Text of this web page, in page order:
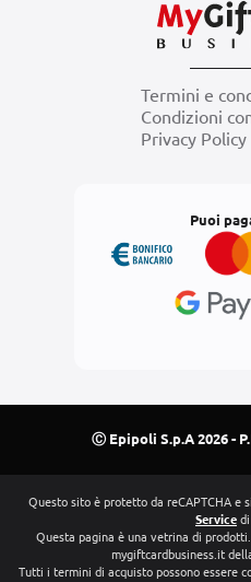
Termini e
Condizioni
Privacy Policy
Puoi
Ⓒ Epipoli S.p.A 2026 -
Questo sito è protetto da reCAPTCHA e
Service
Questa pagina è una vetrina di
mygiftcardbusiness.it
Tutti i termini di acquisto possono essere